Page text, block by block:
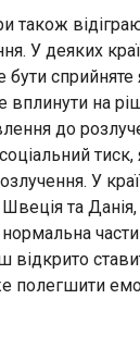
також
У деяких
сприйняте
вплинути на
до
У
та
відкрито
полегшити